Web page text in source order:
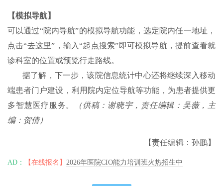
【模拟导航】
可以通过“院内导航”的模拟导航功能，选定院内任一地址，
点击“去这里”，输入“起点搜索”即可模拟导航，提前查看就
诊科室的位置或预览行走路线。
据了解，下一步，该院信息统计中心还将继续深入移动
端患者门户建设，利用院内定位导航等功能，为患者提供更
多智慧医疗服务。
（供稿：谢晓宇，责任编辑：吴薇，主
编：贺倩）
【责任编辑：孙鹏】
AD： 【在线报名】 2026年医院CIO能力培训班火热招生中